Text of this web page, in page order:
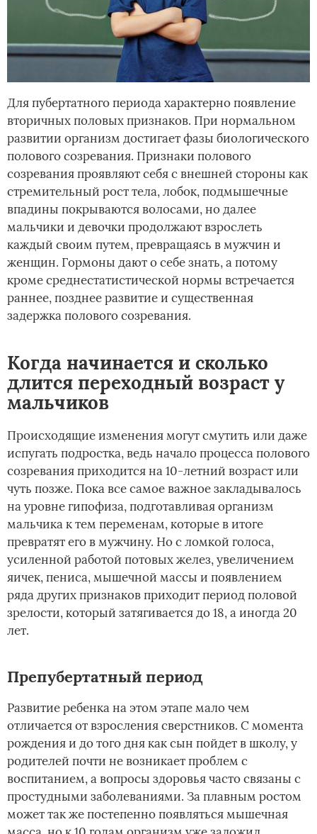
Для пубертатного периода характерно появление
вторичных половых признаков. При нормальном
развитии организм достигает фазы биологического
полового созревания. Признаки полового
созревания проявляют себя с внешней стороны как
стремительный рост тела, лобок, подмышечные
впадины покрываются волосами, но далее
мальчики и девочки продолжают взрослеть
каждый своим путем, превращаясь в мужчин и
женщин. Гормоны дают о себе знать, а потому
кроме среднестатистической нормы встречается
раннее, позднее развитие и существенная
задержка полового созревания.
Когда начинается и сколько
длится переходный возраст у
мальчиков
Происходящие изменения могут смутить или даже
испугать подростка, ведь начало процесса полового
созревания приходится на 10-летний возраст или
чуть позже. Пока все самое важное закладывалось
на уровне гипофиза, подготавливая организм
мальчика к тем переменам, которые в итоге
превратят его в мужчину. Но с ломкой голоса,
усиленной работой потовых желез, увеличением
яичек, пениса, мышечной массы и появлением
ряда других признаков приходит период половой
зрелости, который затягивается до 18, а иногда 20
лет.
Препубертатный период
Развитие ребенка на этом этапе мало чем
отличается от взросления сверстников. С момента
рождения и до того дня как сын пойдет в школу, у
родителей почти не возникает проблем с
воспитанием, а вопросы здоровья часто связаны с
простудными заболеваниями. За плавным ростом
может так же постепенно появляться мышечная